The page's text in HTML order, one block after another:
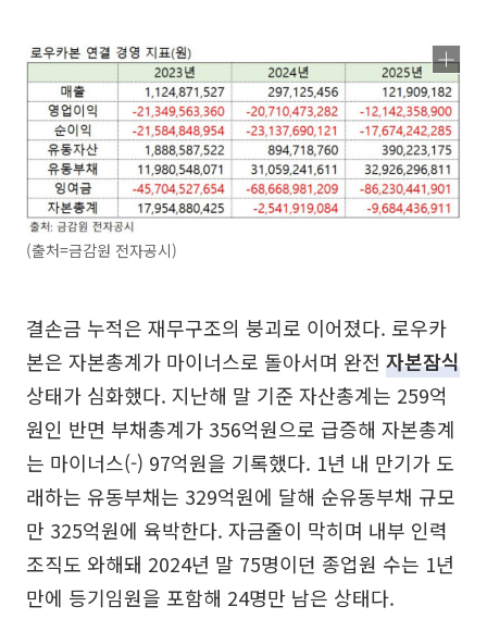
(출처=금감원 전자공시)
결손금 누적은 재무구조의 붕괴로 이어졌다. 로우카
본은 자본총계가 마이너스로 돌아서며 완전 자본잠식
상태가 심화했다. 지난해 말 기준 자산총계는 259억
원인 반면 부채총계가 356억원으로 급증해 자본총계
는 마이너스(-) 97억원을 기록했다. 1년 내 만기가 도
래하는 유동부채는 329억원에 달해 순유동부채 규모
만 325억원에 육박한다. 자금줄이 막히며 내부 인력
조직도 와해돼 2024년 말 75명이던 종업원 수는 1년
만에 등기임원을 포함해 24명만 남은 상태다.